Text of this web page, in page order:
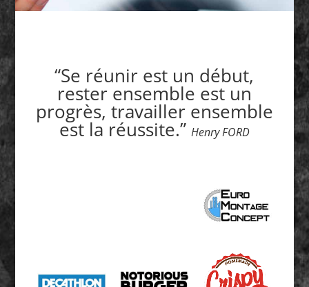
“Se réunir est un début,
rester ensemble est un
progrès, travailler ensemble
est la réussite.” Henry FORD